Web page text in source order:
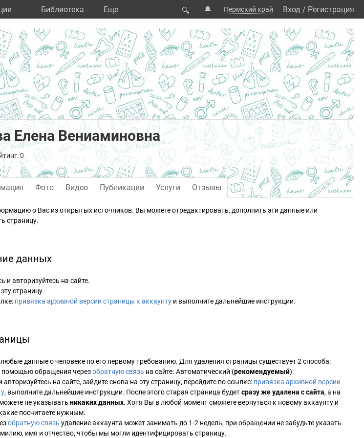
Библиотека Eще 🔍 🔔 Пермский край Вход / Регистрация
Елена Вениаминовна
0
Фото Видео Публикации Услуги Отзывы
о Вас из открытых источников. Вы можете отредактировать, дополнить эти данные или
страницу.
данных
и авторизуйтесь на сайте.
страницу.
привязка архивной версии страницы к аккаунту и выполните дальнейшие инструкции.
данные о человеке по его первому требованию. Для удаления страницы существует 2 способа:
помощью обращения черезобратную связь на сайте. Автоматический (рекомендуемый):
авторизуйтесь на сайте, зайдите снова на эту страницу, перейдите по ссылке: привязка архивной версии
, выполните дальнейшие инструкции. После этого старая страница будетсразу же удалена с сайта, а на
не указывать никаких данных. Хотя Вы в любой момент сможете вернуться к новому аккаунту и
посчитаете нужным.
обратную связь удаление аккаунта может занимать до 1-2 недель, при обращении не забудьте указать
имя и отчество, чтобы мы могли идентифицировать страницу.